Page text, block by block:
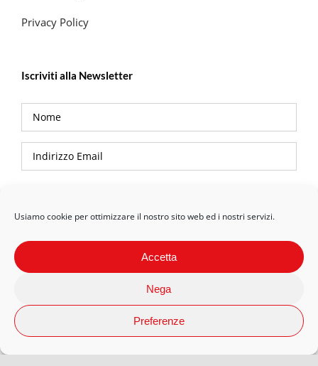
Usiamo cookie per ottimizzare il nostro sito web ed i nostri servizi.
Accetta
Nega
Preferenze
Privacy Policy
Iscriviti alla Newsletter